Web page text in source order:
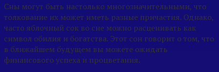
Сны могут быть настолько многозначительными, что
толкование их может иметь разные причастия. Однако,
часто яблочный сок во сне можно расценивать как
символ обилия и богатства. Этот сон говорит о том, что
в ближайшем будущем вы можете ожидать
финансового успеха и процветания.